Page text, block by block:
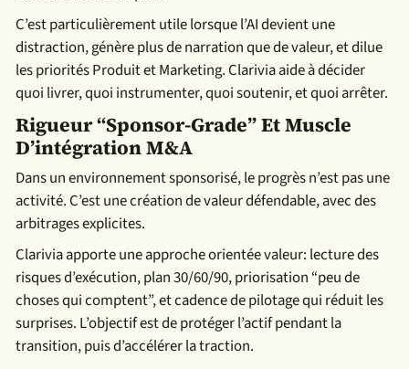
C’est particulièrement utile lorsque l’AI devient une
distraction, génère plus de narration que de valeur, et dilue
les priorités Produit et Marketing. Clarivia aide à décider
quoi livrer, quoi instrumenter, quoi soutenir, et quoi arrêter.
Rigueur “sponsor-Grade” Et Muscle
D’intégration M&A
Dans un environnement sponsorisé, le progrès n’est pas une
activité. C’est une création de valeur défendable, avec des
arbitrages explicites.
Clarivia apporte une approche orientée valeur: lecture des
risques d’exécution, plan 30/60/90, priorisation “peu de
choses qui comptent”, et cadence de pilotage qui réduit les
surprises. L’objectif est de protéger l’actif pendant la
transition, puis d’accélérer la traction.